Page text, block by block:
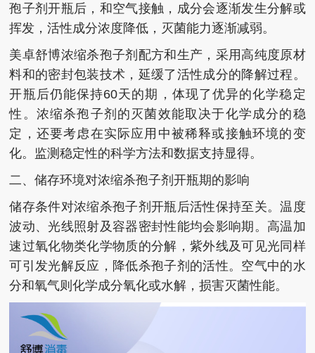
孢子剂开瓶后，和空气接触，成分会逐渐发生分解或
挥发，活性成分浓度降低，灭菌能力逐渐减弱。
美卓舒博浓缩杀孢子剂配方和生产，采用高纯度原材
料和的密封包装技术，延缓了活性成分的降解过程。
开瓶后仍能保持60天的期，体现了优异的化学稳定
性。浓缩杀孢子剂的灭菌效能取决于化学成分的稳
定，还要考虑在实际应用中被稀释或接触环境的变
化。监测稳定性的科学方法和数据支持显得。
二、储存环境对浓缩杀孢子剂开瓶期的影响
储存条件对浓缩杀孢子剂开瓶后活性保持至关。温度
波动、光线照射及容器密封性能均会影响期。高温加
速过氧化物类化学物质的分解，紫外线及可见光同样
可引发光解反应，降低杀孢子剂的活性。空气中的水
分和氧气则化学成分氧化或水解，损害灭菌性能。